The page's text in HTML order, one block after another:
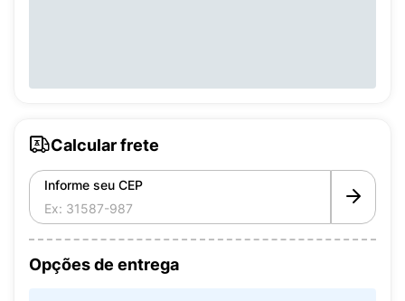
Calcular frete
Informe seu CEP
Opções de entrega